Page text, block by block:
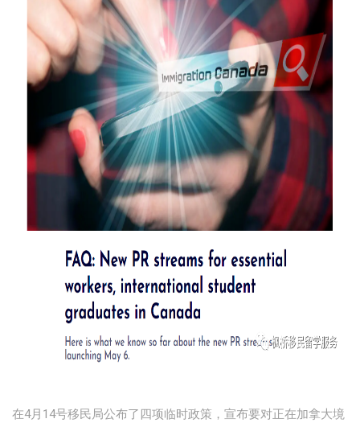
在4月14号移民局公布了四项临时政策，宣布要对正在加拿大境